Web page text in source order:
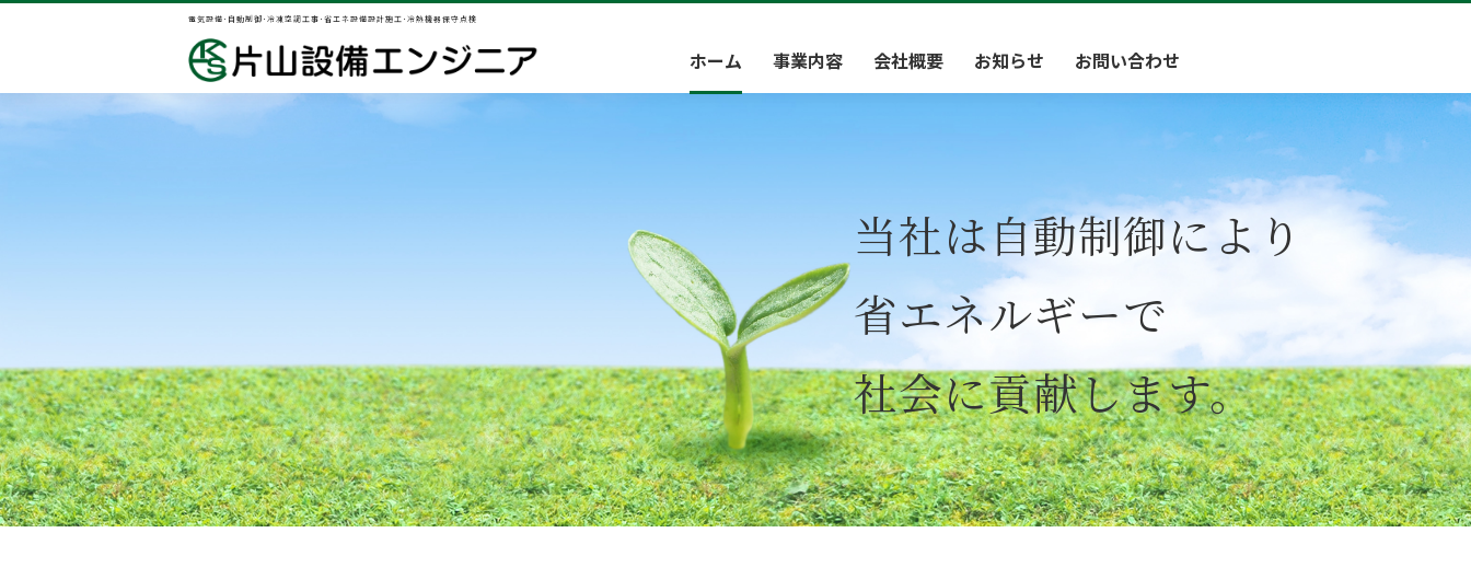
電気設備･自動制御･冷凍空調工事 ･省エネ設備設計施工･冷熱機器保守点検
ホーム 事業内容 会社概要 お知らせ お問い合わせ
当社は自動制御により
省エネルギーで
社会に貢献します。